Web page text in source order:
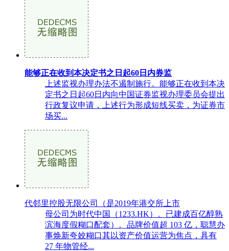
能够正在收到本决定书之日起60日内券监
上述监视办理办法不遏制施行。能够正在收到本决
定书之日起60日内向中国证券监视办理委员会提出
行政复议申请，上述行为形成短线买卖，为证券市
场买...
代邻里控股无限公司（是2019年港交所上市
母公司为时代中国（1233.HK）。已建成百亿醇熟
滨海度假糊口配套）。品牌价值超 103 亿，聪慧办
事焕新夸姣糊口其以资产价值运营为焦点，具有
27 年物管经...